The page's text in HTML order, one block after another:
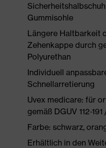
Gummisohle
Längere Haltbarkeit
Zehenkappe durch
Polyurethan
Individuell
Schnellarretierung
Uvex medicare: für
gemäß DGUV 112-
Farbe: schwarz,
Erhältlich in den